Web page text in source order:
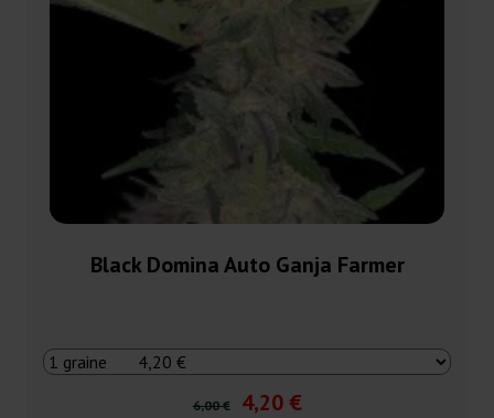
Black Domina Auto Ganja Farmer
6,00 € 4,20 €